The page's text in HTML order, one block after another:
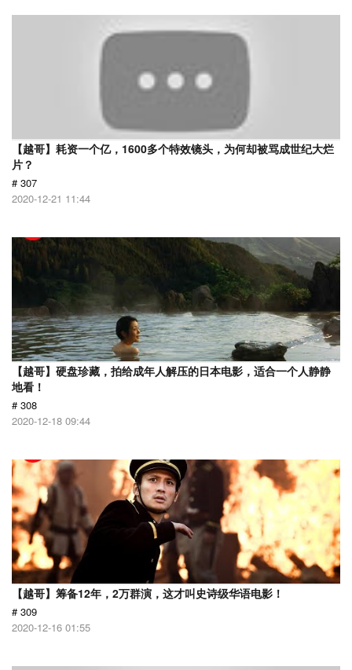
【越哥】耗资一个亿，1600多个特效镜头，为何却被骂成世纪大烂
片？
# 307
2020-12-21 11:44
【越哥】硬盘珍藏，拍给成年人解压的日本电影，适合一个人静静
地看！
# 308
2020-12-18 09:44
【越哥】筹备12年，2万群演，这才叫史诗级华语电影！
# 309
2020-12-16 01:55